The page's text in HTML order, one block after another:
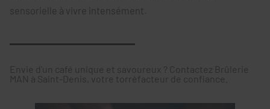
sensorielle à vivre intensément.
Envie d'un café unique et savoureux ? Contactez Brûlerie
MAN à Saint-Denis, votre torréfacteur de confiance.